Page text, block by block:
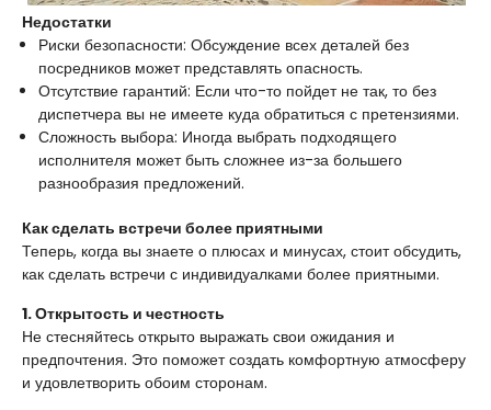
Недостатки
Риски безопасности: Обсуждение всех деталей без
посредников может представлять опасность.
Отсутствие гарантий: Если что-то пойдет не так, то без
диспетчера вы не имеете куда обратиться с претензиями.
Сложность выбора: Иногда выбрать подходящего
исполнителя может быть сложнее из-за большего
разнообразия предложений.
Как сделать встречи более приятными
Теперь, когда вы знаете о плюсах и минусах, стоит обсудить,
как сделать встречи с индивидуалками более приятными.
1. Открытость и честность
Не стесняйтесь открыто выражать свои ожидания и
предпочтения. Это поможет создать комфортную атмосферу
и удовлетворить обоим сторонам.